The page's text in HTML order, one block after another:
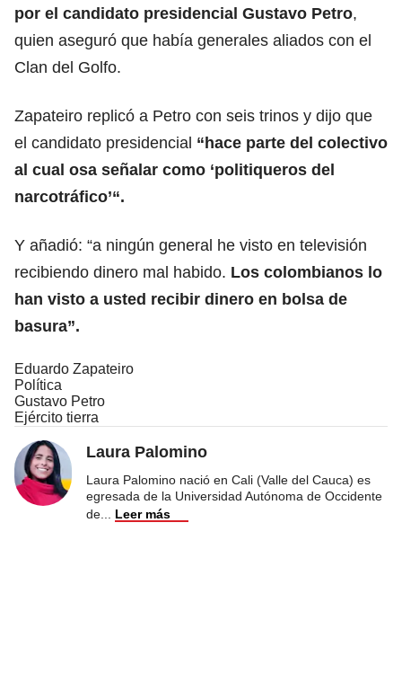
por el candidato presidencial Gustavo Petro,
quien aseguró que había generales aliados con el
Clan del Golfo.
Zapateiro replicó a Petro con seis trinos y dijo que
el candidato presidencial “hace parte del colectivo
al cual osa señalar como ‘politiqueros del
narcotráfico’“.
Y añadió: “a ningún general he visto en televisión
recibiendo dinero mal habido. Los colombianos lo
han visto a usted recibir dinero en bolsa de
basura”.
Eduardo Zapateiro
Política
Gustavo Petro
Ejército tierra
Laura Palomino
Laura Palomino nació en Cali (Valle del Cauca) es
egresada de la Universidad Autónoma de Occidente
de
Leer más